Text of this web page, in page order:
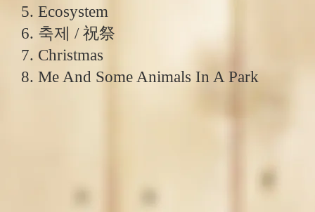
5. Ecosystem
6. 축제 / 祝祭
7. Christmas
8. Me And Some Animals In A Park